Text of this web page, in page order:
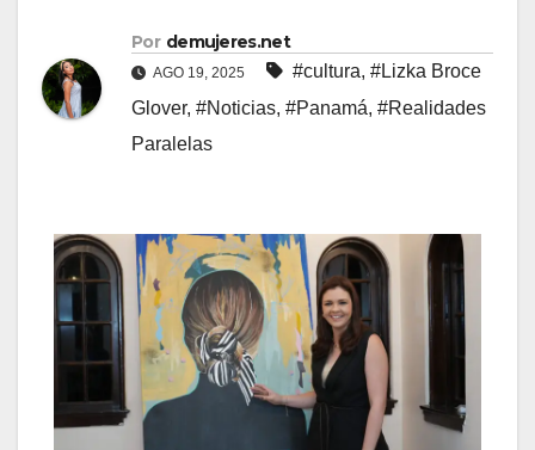
Por demujeres.net
AGO 19, 2025 #cultura, #Lizka Broce
Glover, #Noticias, #Panamá, #Realidades
Paralelas